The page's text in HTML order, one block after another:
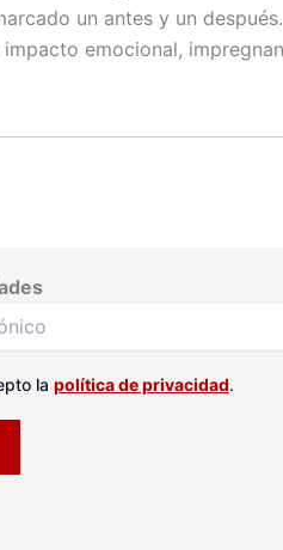
un antes y un después.
emocional, impregnan
la política de privacidad.